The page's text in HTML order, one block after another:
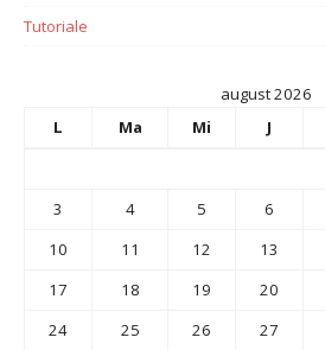
Tutoriale
august 2026
L
Ma Mi J
3
4 5 6
10
11 12 13
17
18 19 20
24
25 26 27